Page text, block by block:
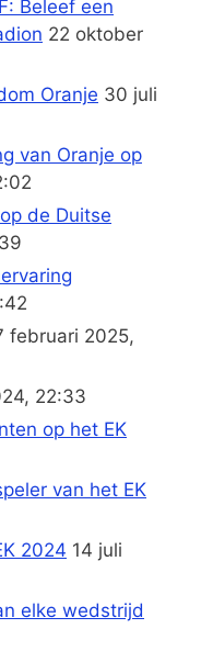
Beleef een
22 oktober
Oranje 30 juli
van Oranje op
de Duitse
februari 2025,
22:33
op het EK
van het EK
2024 14 juli
elke wedstrijd